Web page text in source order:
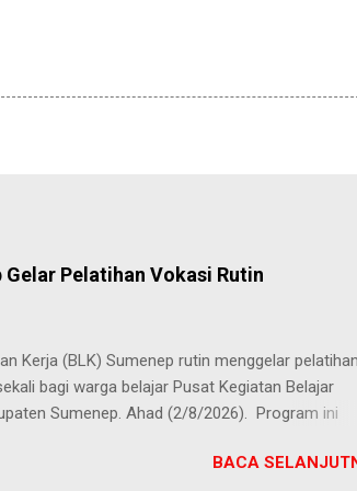
Gelar Pelatihan Vokasi Rutin
Kerja (BLK) Sumenep rutin menggelar pelatihan
bagi warga belajar Pusat Kegiatan Belajar
Sumenep. Ahad (2/8/2026). Program ini
bebas dipilih peserta sesuai bakat dan minat
BACA